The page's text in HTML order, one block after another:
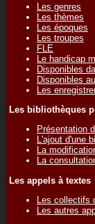
Les genres
Les thèmes
Les époques
Les troupes
FLE
Le handicap
Disponibles
Disponibles
Les
Les bibliothèques
Présentation
L'ajout d'une
La
La
Les appels à textes
Les collectifs
Les autres